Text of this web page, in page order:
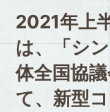
2021年上
は、「シ
体全国協
て、 新型